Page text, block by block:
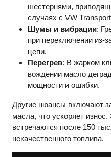
шестернями,
случаях с VW
Шумы и вибрации:
при переключении из-
цепи.
Перегрев: В жарком
вождении масло
мощности и ошибки.
Другие нюансы включают
масла, что ускоряет
встречаются после 150
некачественного топлива.